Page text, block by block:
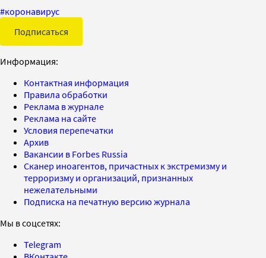
#коронавирус
Подписаться
Информация:
Контактная информация
Правила обработки
Реклама в журнале
Реклама на сайте
Условия перепечатки
Архив
Вакансии в Forbes Russia
Сканер иноагентов, причастных к экстремизму и
терроризму и организаций, признанных
нежелательными
Подписка на печатную версию журнала
Мы в соцсетях:
Telegram